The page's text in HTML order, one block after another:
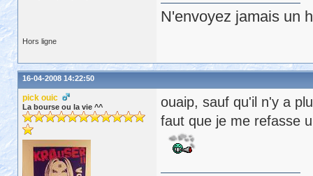
N'envoyez jamais un
Hors ligne
16-04-2008 14:22:50
pick ouic
La bourse ou la vie ^^
ouaip, sauf qu'il n'y a
faut que je me refasse